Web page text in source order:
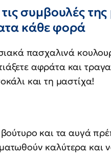
συμβουλές
κάθε φορά
πασχαλινά
αφράτα και
και τη μαστίχα!
και τα αυγά
καλύτερα και